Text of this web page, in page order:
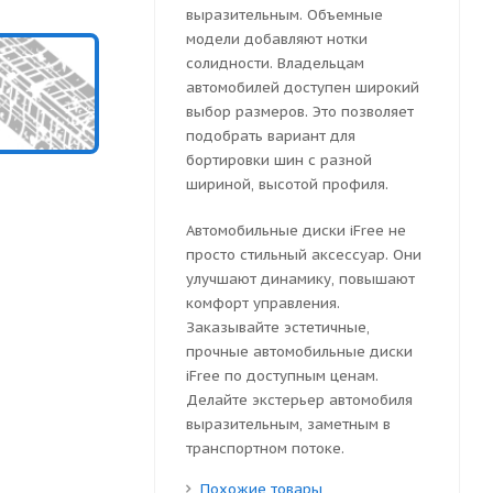
выразительным. Объемные
модели добавляют нотки
солидности. Владельцам
автомобилей доступен широкий
выбор размеров. Это позволяет
подобрать вариант для
бортировки шин с разной
шириной, высотой профиля.
Автомобильные диски iFree не
просто стильный аксессуар. Они
улучшают динамику, повышают
комфорт управления.
Заказывайте эстетичные,
прочные автомобильные диски
iFree по доступным ценам.
Делайте экстерьер автомобиля
выразительным, заметным в
транспортном потоке.
Похожие товары